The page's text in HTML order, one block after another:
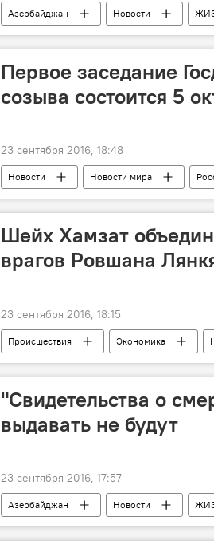
Азербайджан Новости
Республиканский центр гигиены и
Первое заседание
созыва состоится 5
23 сентября 2016, 18:48
Новости Новости мира
Шейх Хамзат
врагов Ровшана
23 сентября 2016, 18:15
Происшествия Экономика
Хамзат Гастамиров
Аслан Усоян
"Свидетельства о
выдавать не будут
23 сентября 2016, 17:57
Азербайджан Новости
Центр информатизации здравоохранения